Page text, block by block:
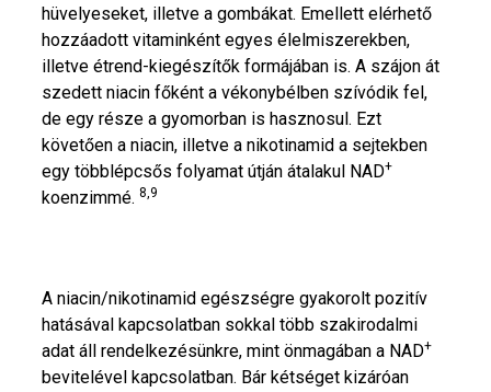
hüvelyeseket, illetve a gombákat. Emellett elérhető
hozzáadott vitaminként egyes élelmiszerekben,
illetve étrend-kiegészítők formájában is. A szájon át
szedett niacin főként a vékonybélben szívódik fel,
de egy része a gyomorban is hasznosul. Ezt
követően a niacin, illetve a nikotinamid a sejtekben
egy többlépcsős folyamat útján átalakul NAD+
koenzimmé. 8,9
A niacin/nikotinamid egészségre gyakorolt pozitív
hatásával kapcsolatban sokkal több szakirodalmi
adat áll rendelkezésünkre, mint önmagában a NAD+
bevitelével kapcsolatban. Bár kétséget kizáróan